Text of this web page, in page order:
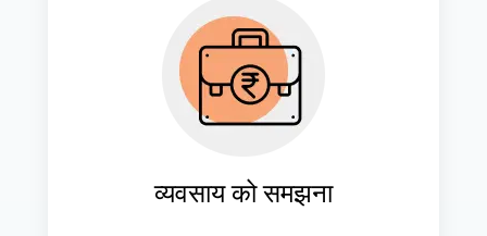
व्यवसाय को समझना
आपके व्यवसाय की विशिष्ट आवश्यकताओं और
लक्ष्यों के अनुरूप क्लाउड समाधान तैयार करना।